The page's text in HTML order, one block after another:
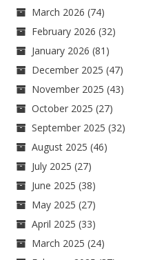
March 2026 (74)
February 2026 (32)
January 2026 (81)
December 2025 (47)
November 2025 (43)
October 2025 (27)
September 2025 (32)
August 2025 (46)
July 2025 (27)
June 2025 (38)
May 2025 (27)
April 2025 (33)
March 2025 (24)